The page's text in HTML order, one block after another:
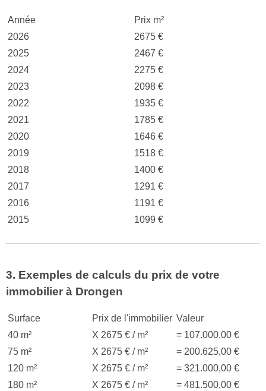
Année
Prix m²
2026
2675 €
2025
2467 €
2024
2275 €
2023
2098 €
2022
1935 €
2021
1785 €
2020
1646 €
2019
1518 €
2018
1400 €
2017
1291 €
2016
1191 €
2015
1099 €
3. Exemples de calculs du prix de votre
immobilier à Drongen
Surface Prix de l'immobilier Valeur
40 m²
X 2675 € / m²
= 107.000,00 €
75 m²
X 2675 € / m²
= 200.625,00 €
120 m²
X 2675 € / m²
= 321.000,00 €
180 m²
X 2675 € / m² = 481.500,00 €